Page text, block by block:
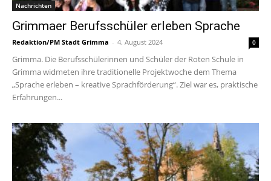
Nachrichten
Grimmaer Berufsschüler erleben Sprache
Redaktion/PM Stadt Grimma - 4. August 2024 0
Grimma. Die Berufsschülerinnen und Schüler der Roten Schule in
Grimma widmeten ihre traditionelle Projektwoche dem Thema
„Sprache erleben – kreative Sprachförderung“. Ziel war es, praktische
Erfahrungen...